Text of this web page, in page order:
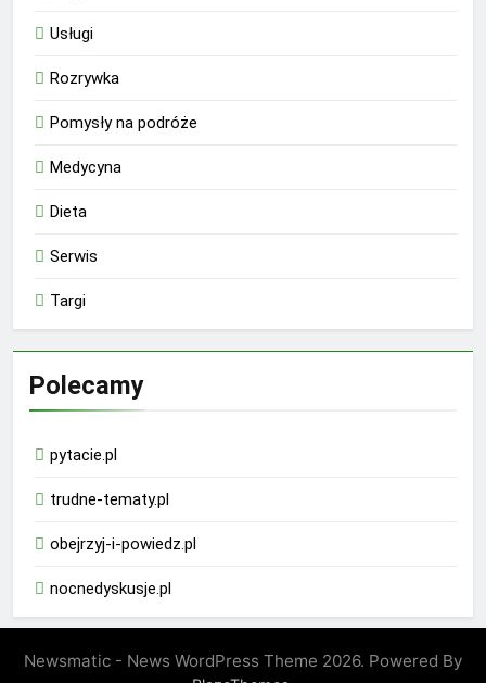
Usługi
Rozrywka
Pomysły na podróże
Medycyna
Dieta
Serwis
Targi
Polecamy
pytacie.pl
trudne-tematy.pl
obejrzyj-i-powiedz.pl
nocnedyskusje.pl
Newsmatic - News WordPress Theme 2026. Powered By